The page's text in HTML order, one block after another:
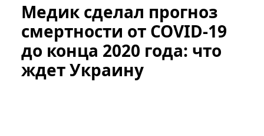
Медик сделал прогноз
смертности от COVID-19
до конца 2020 года: что
ждет Украину